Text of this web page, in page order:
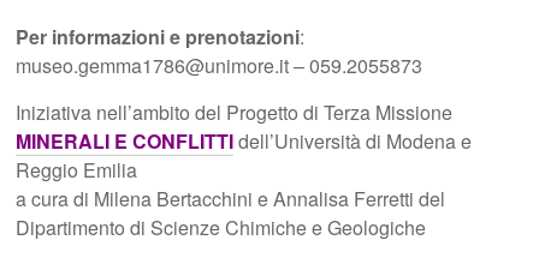
Per informazioni e prenotazioni:
museo.gemma1786@unimore.it – 059.2055873
Iniziativa nell’ambito del Progetto di Terza Missione
MINERALI E CONFLITTIdell’Università di Modena e
Reggio Emilia
a cura di Milena Bertacchini e Annalisa Ferretti del
Dipartimento di Scienze Chimiche e Geologiche